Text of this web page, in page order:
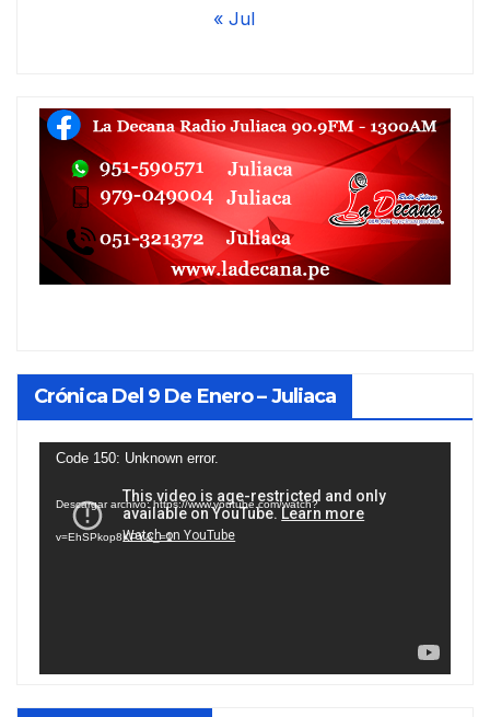
« Jul
Crónica Del 9 De Enero – Juliaca
Reproductor
vídeo
Code 150: Unknown error.
Descargar archivo: https://www.youtube.com/watch?
v=EhSPkop8KPY&_=1